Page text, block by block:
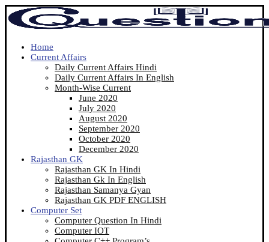
Home
Current Affairs
Daily Current Affairs Hindi
Daily Current Affairs In English
Month-Wise Current
June 2020
July 2020
August 2020
September 2020
October 2020
December 2020
Rajasthan GK
Rajasthan GK In Hindi
Rajasthan Gk In English
Rajasthan Samanya Gyan
Rajasthan GK PDF ENGLISH
Computer Set
Computer Question In Hindi
Computer IOT